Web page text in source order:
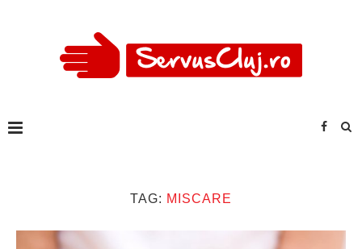
TAG: MISCARE